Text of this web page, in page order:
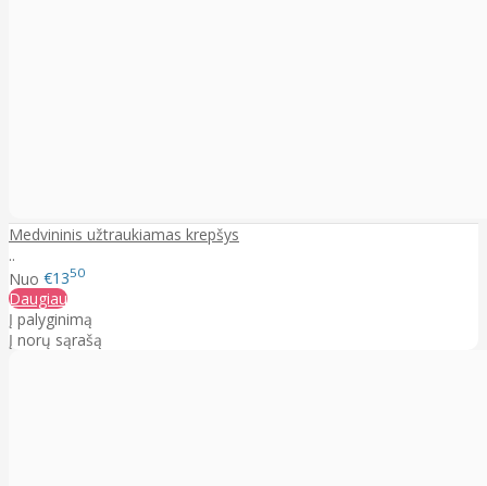
Medvininis užtraukiamas krepšys
..
Nuo €1350
Daugiau
Į palyginimą
Į norų sąrašą